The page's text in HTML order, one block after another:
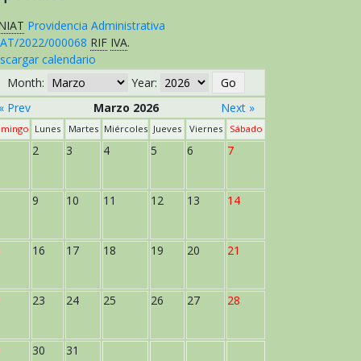
Providencia Administrativa
2022/000068 RIF IVA.
calendario
Month:
Year:
« Prev
Marzo 2026 Next »
Lunes Martes Miércoles Jueves Viernes Sábado
2 3 4 5 6 7
9 10 11 12 13 14
16 17 18 19 20 21
23 24 25 26 27 28
30 31